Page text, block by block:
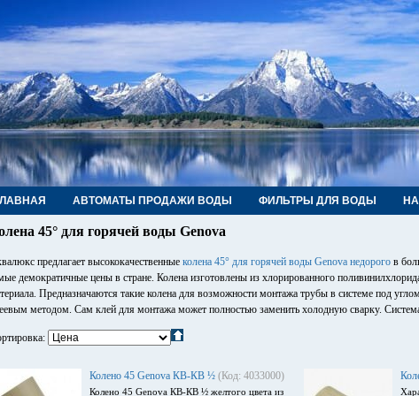
АВТОМАТЫ ПРОДАЖИ ВОДЫ ФИЛЬТРЫ ДЛЯ ВОДЫ
ФИТИНГИ, КРАНЫ КОНТАКТЫ
45° для горячей воды Genova
предлагает высококачественные колена 45° для горячей воды Genova недорого в
демократичные цены в стране. Колена изготовлены из хлорированного
Предназначаются такие колена для возможности монтажа трубы в системе под
методом. Сам клей для монтажа может полностью заменить холодную сварку.
Колено 45 Genova КВ-КВ ½ (Код: 4033000)
Колено 45 Genova КВ-КВ ½ желтого цвета из